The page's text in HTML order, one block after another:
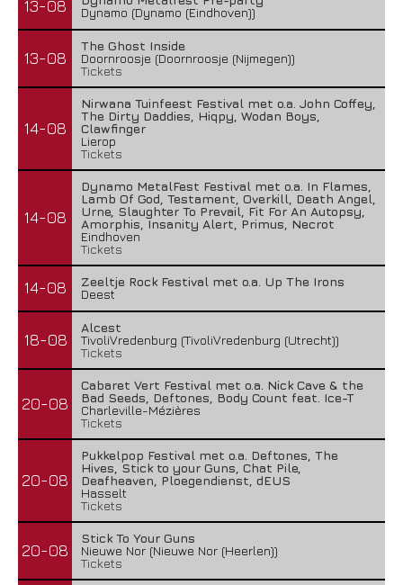
13-08
Dynamo (Dynamo (Eindhoven))
13-08
The Ghost Inside
Doornroosje (Doornroosje (Nijmegen))
Tickets
14-08
Nirwana Tuinfeest Festival met o.a. John Coffey,
The Dirty Daddies, Hiqpy, Wodan Boys,
Clawfinger
Lierop
Tickets
14-08
Dynamo MetalFest Festival met o.a. In Flames,
Lamb Of God, Testament, Overkill, Death Angel,
Urne, Slaughter To Prevail, Fit For An Autopsy,
Amorphis, Insanity Alert, Primus, Necrot
Eindhoven
Tickets
14-08
Zeeltje Rock Festival met o.a. Up The Irons
Deest
18-08
Alcest
TivoliVredenburg (TivoliVredenburg (Utrecht))
Tickets
20-08
Cabaret Vert Festival met o.a. Nick Cave & the
Bad Seeds, Deftones, Body Count feat. Ice-T
Charleville-Mézières
Tickets
20-08
Pukkelpop Festival met o.a. Deftones, The
Hives, Stick to your Guns, Chat Pile,
Deafheaven, Ploegendienst, dEUS
Hasselt
Tickets
20-08
Stick To Your Guns
Nieuwe Nor (Nieuwe Nor (Heerlen))
Tickets